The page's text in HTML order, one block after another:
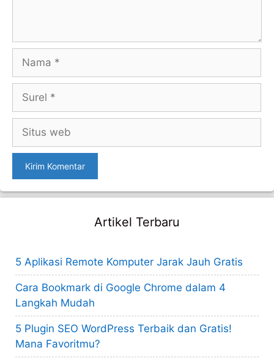
web
Artikel Terbaru
5 Aplikasi Remote Komputer Jarak Jauh Gratis
Cara Bookmark di Google Chrome dalam 4
Langkah Mudah
5 Plugin SEO WordPress Terbaik dan Gratis!
Mana Favoritmu?